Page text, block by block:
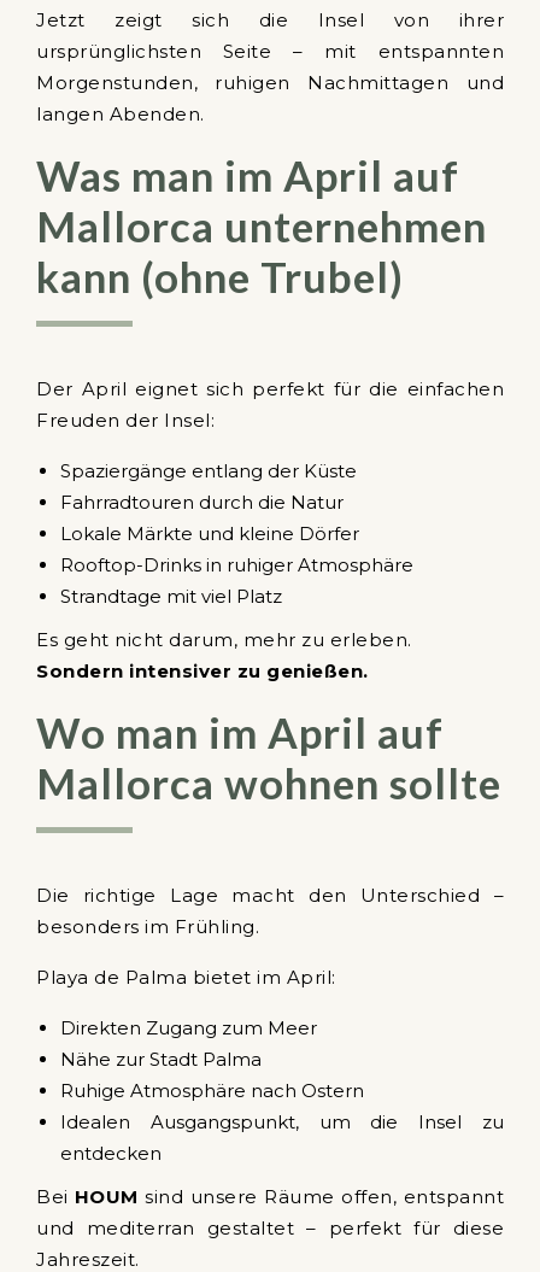
Jetzt zeigt sich die Insel von ihrer
ursprünglichsten Seite – mit entspannten
Morgenstunden, ruhigen Nachmittagen und
langen Abenden.
Was man im April auf
Mallorca unternehmen
kann (ohne Trubel)
Der April eignet sich perfekt für die einfachen
Freuden der Insel:
Spaziergänge entlang der Küste
Fahrradtouren durch die Natur
Lokale Märkte und kleine Dörfer
Rooftop-Drinks in ruhiger Atmosphäre
Strandtage mit viel Platz
Es geht nicht darum, mehr zu erleben.
Sondern intensiver zu genießen.
Wo man im April auf
Mallorca wohnen sollte
Die richtige Lage macht den Unterschied –
besonders im Frühling.
Playa de Palma bietet im April:
Direkten Zugang zum Meer
Nähe zur Stadt Palma
Ruhige Atmosphäre nach Ostern
Idealen Ausgangspunkt, um die Insel zu
entdecken
Bei HOUM sind unsere Räume offen, entspannt
und mediterran gestaltet – perfekt für diese
Jahreszeit.